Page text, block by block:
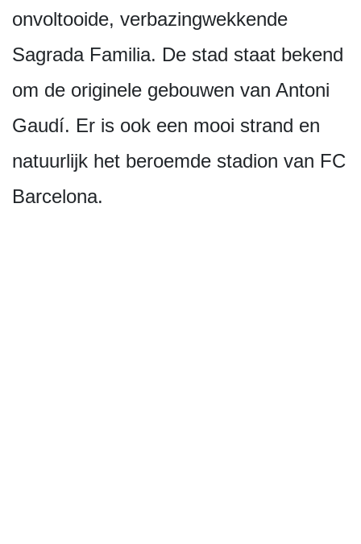
onvoltooide, verbazingwekkende
Sagrada Familia. De stad staat bekend
om de originele gebouwen van Antoni
Gaudí. Er is ook een mooi strand en
natuurlijk het beroemde stadion van FC
Barcelona.